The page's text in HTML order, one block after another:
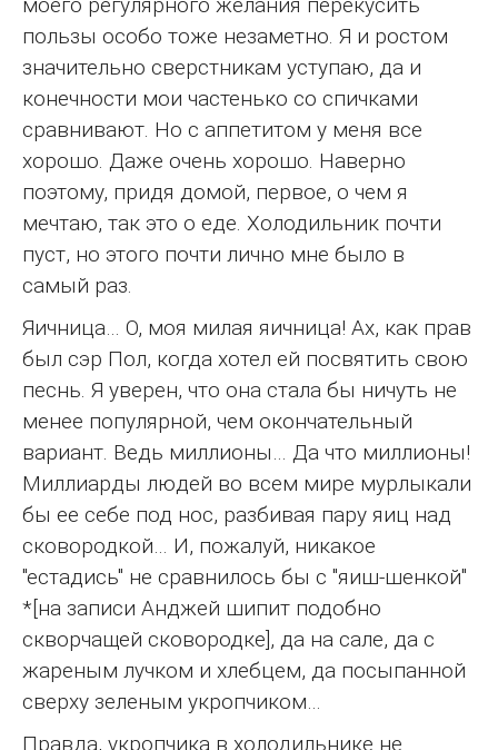
пользы особо тоже незаметно. Я и ростом
значительно сверстникам уступаю, да и
конечности мои частенько со спичками
сравнивают. Но с аппетитом у меня все
хорошо. Даже очень хорошо. Наверно
поэтому, придя домой, первое, о чем я
мечтаю, так это о еде. Холодильник почти
пуст, но этого почти лично мне было в
самый раз.
Яичница… О, моя милая яичница! Ах, как прав
был сэр Пол, когда хотел ей посвятить свою
песнь. Я уверен, что она стала бы ничуть не
менее популярной, чем окончательный
вариант. Ведь миллионы… Да что миллионы!
Миллиарды людей во всем мире мурлыкали
бы ее себе под нос, разбивая пару яиц над
сковородкой… И, пожалуй, никакое
"естадись" не сравнилось бы с "яиш-шенкой"
*[на записи Анджей шипит подобно
скворчащей сковородке], да на сале, да с
жареным лучком и хлебцем, да посыпанной
сверху зеленым укропчиком…
Правда, укропчика в холодильнике не